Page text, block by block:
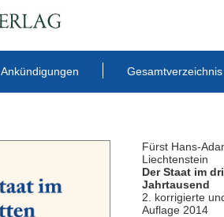
Ankündigungen Gesamtverzeichnis
Fürst Hans-
Liechtenstein
Der Staat im
Jahrtausend
2. korrigierte
Auflage 2014